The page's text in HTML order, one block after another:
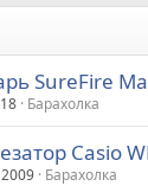
SureFire
Барахолка
Casio
Барахолка